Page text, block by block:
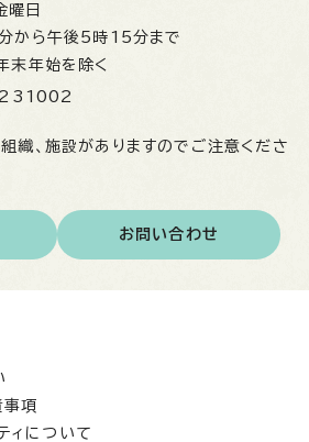
曜日
から午後5時15分まで
末年始を除く
織、施設がありますのでご注意くださ
お問い合わせ
事項
ィについて